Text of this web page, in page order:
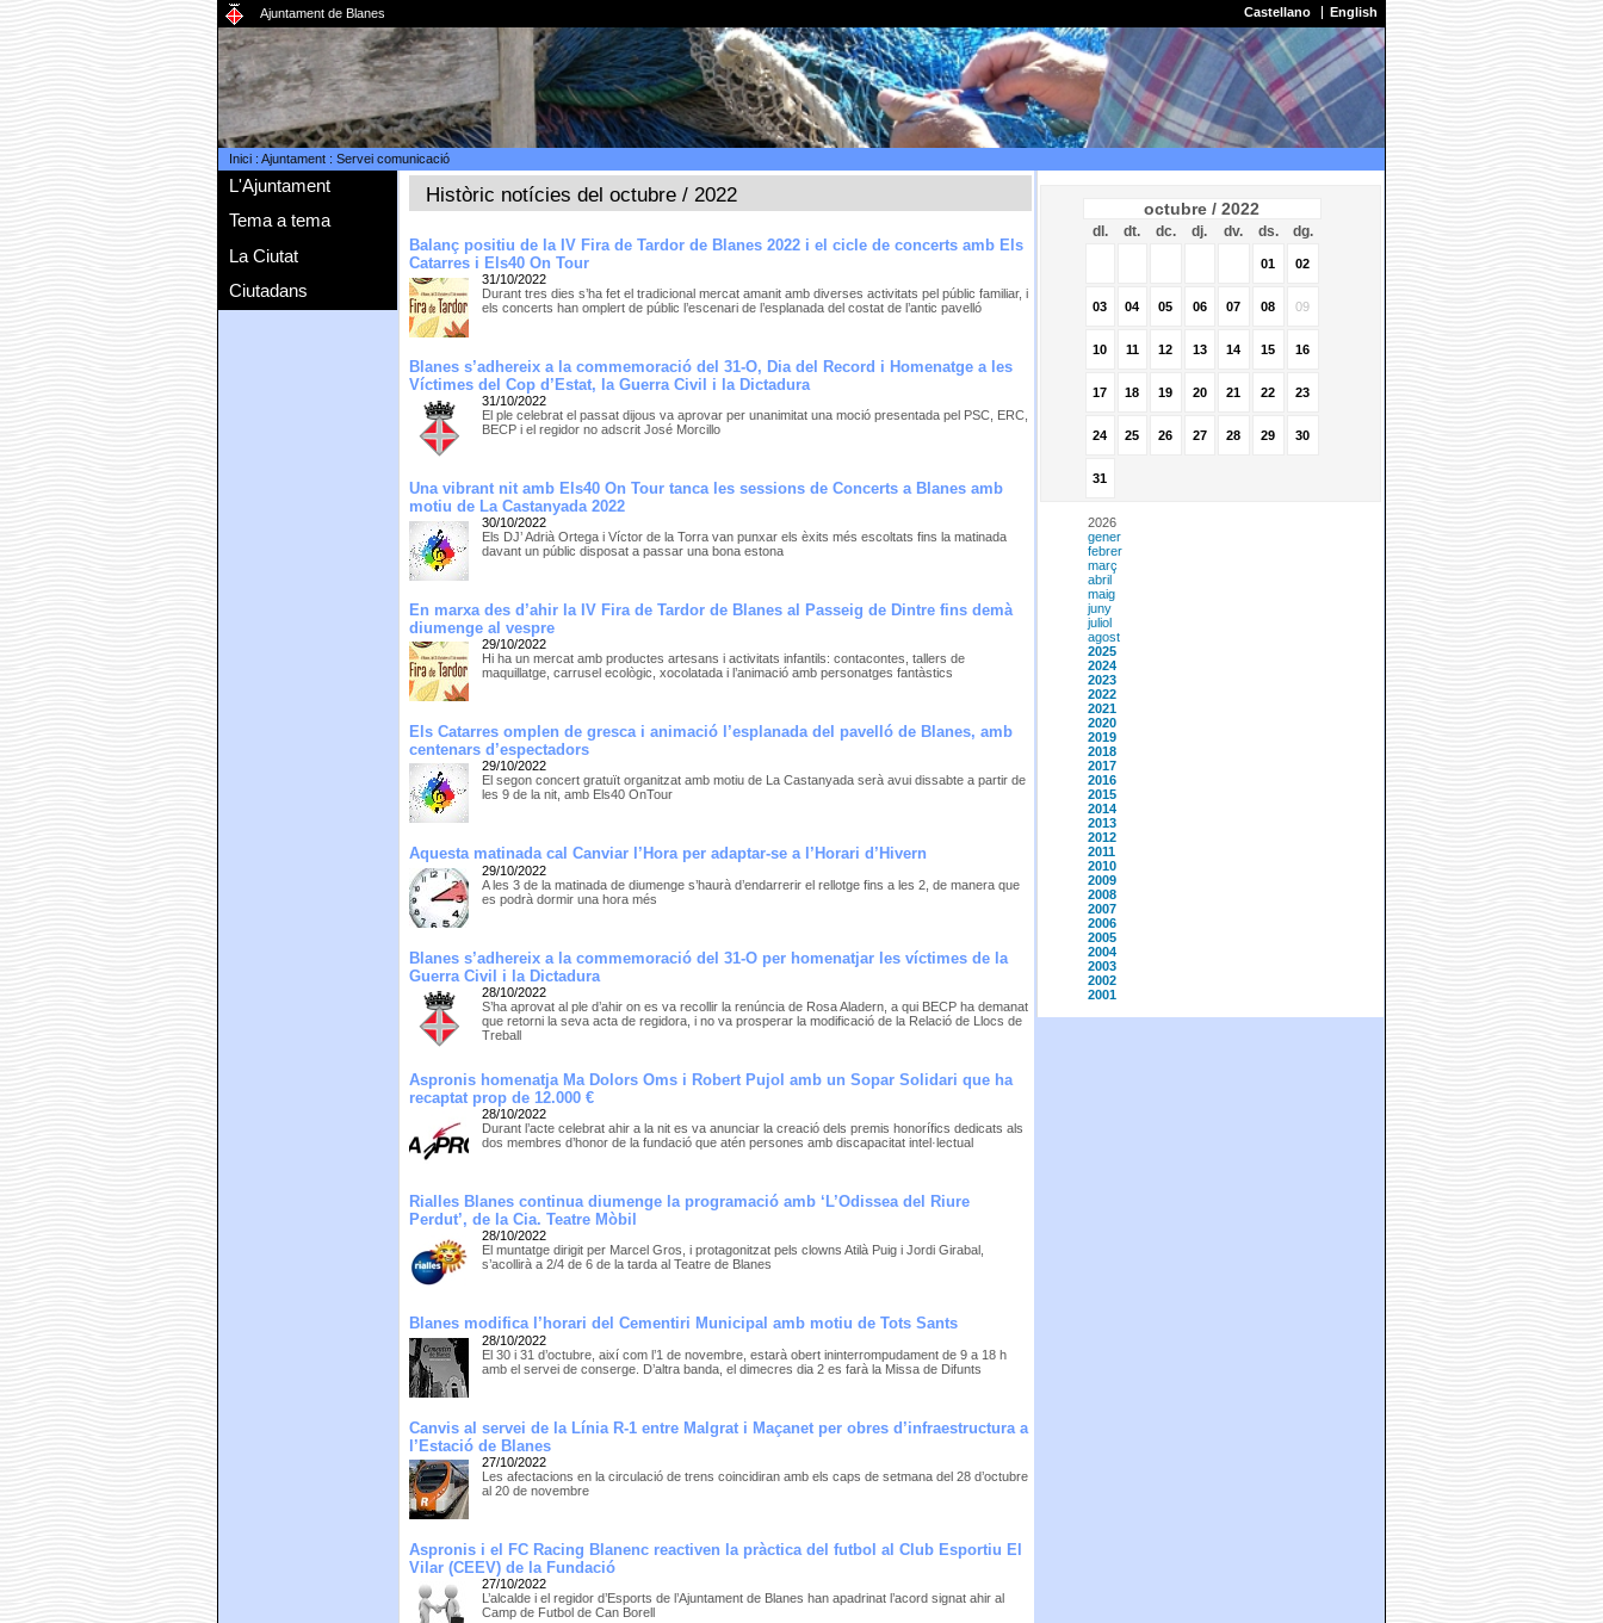
Ajuntament de Blanes Castellano English
Inici: Ajuntament: Servei comunicació
L'Ajuntament
Tema a tema
La Ciutat
Ciutadans
Històric notícies del octubre / 2022
Balanç positiu de la IV Fira de Tardor de Blanes 2022 i el cicle de concerts amb Els
Catarres i Els40 On Tour
31/10/2022
Durant tres dies s’ha fet el tradicional mercat amanit amb diverses activitats pel públic familiar, i
els concerts han omplert de públic l’escenari de l’esplanada del costat de l’antic pavelló
Blanes s’adhereix a la commemoració del 31-O, Dia del Record i Homenatge a les
Víctimes del Cop d’Estat, la Guerra Civil i la Dictadura
31/10/2022
El ple celebrat el passat dijous va aprovar per unanimitat una moció presentada pel PSC, ERC,
BECP i el regidor no adscrit José Morcillo
Una vibrant nit amb Els40 On Tour tanca les sessions de Concerts a Blanes amb
motiu de La Castanyada 2022
30/10/2022
Els DJ’ Adrià Ortega i Víctor de la Torra van punxar els èxits més escoltats fins la matinada
davant un públic disposat a passar una bona estona
En marxa des d’ahir la IV Fira de Tardor de Blanes al Passeig de Dintre fins demà
diumenge al vespre
29/10/2022
Hi ha un mercat amb productes artesans i activitats infantils: contacontes, tallers de
maquillatge, carrusel ecològic, xocolatada i l’animació amb personatges fantàstics
Els Catarres omplen de gresca i animació l’esplanada del pavelló de Blanes, amb
centenars d’espectadors
29/10/2022
El segon concert gratuït organitzat amb motiu de La Castanyada serà avui dissabte a partir de
les 9 de la nit, amb Els40 OnTour
Aquesta matinada cal Canviar l’Hora per adaptar-se a l’Horari d’Hivern
29/10/2022
A les 3 de la matinada de diumenge s’haurà d’endarrerir el rellotge fins a les 2, de manera que
es podrà dormir una hora més
Blanes s’adhereix a la commemoració del 31-O per homenatjar les víctimes de la
Guerra Civil i la Dictadura
28/10/2022
S’ha aprovat al ple d’ahir on es va recollir la renúncia de Rosa Aladern, a qui BECP ha demanat
que retorni la seva acta de regidora, i no va prosperar la modificació de la Relació de Llocs de
Treball
Aspronis homenatja Ma Dolors Oms i Robert Pujol amb un Sopar Solidari que ha
recaptat prop de 12.000 €
28/10/2022
Durant l’acte celebrat ahir a la nit es va anunciar la creació dels premis honorífics dedicats als
dos membres d’honor de la fundació que atén persones amb discapacitat intel·lectual
Rialles Blanes continua diumenge la programació amb ‘L’Odissea del Riure
Perdut’, de la Cia. Teatre Mòbil
28/10/2022
El muntatge dirigit per Marcel Gros, i protagonitzat pels clowns Atilà Puig i Jordi Girabal,
s’acollirà a 2/4 de 6 de la tarda al Teatre de Blanes
Blanes modifica l’horari del Cementiri Municipal amb motiu de Tots Sants
28/10/2022
El 30 i 31 d’octubre, així com l’1 de novembre, estarà obert ininterrompudament de 9 a 18 h
amb el servei de conserge. D’altra banda, el dimecres dia 2 es farà la Missa de Difunts
Canvis al servei de la Línia R-1 entre Malgrat i Maçanet per obres d’infraestructura a
l’Estació de Blanes
27/10/2022
Les afectacions en la circulació de trens coincidiran amb els caps de setmana del 28 d’octubre
al 20 de novembre
Aspronis i el FC Racing Blanenc reactiven la pràctica del futbol al Club Esportiu El
Vilar (CEEV) de la Fundació
27/10/2022
L’alcalde i el regidor d’Esports de l’Ajuntament de Blanes han apadrinat l’acord signat ahir al
Camp de Futbol de Can Borell
octubre / 2022
dl. dt. dc. dj. dv. ds. dg.
01 02
03 04 05 06 07 08 09
10 11 12 13 14 15 16
17 18 19 20 21 22 23
24 25 26 27 28 29 30
31
2026
gener
febrer
març
abril
maig
juny
juliol
agost
2025
2024
2023
2022
2021
2020
2019
2018
2017
2016
2015
2014
2013
2012
2011
2010
2009
2008
2007
2006
2005
2004
2003
2002
2001